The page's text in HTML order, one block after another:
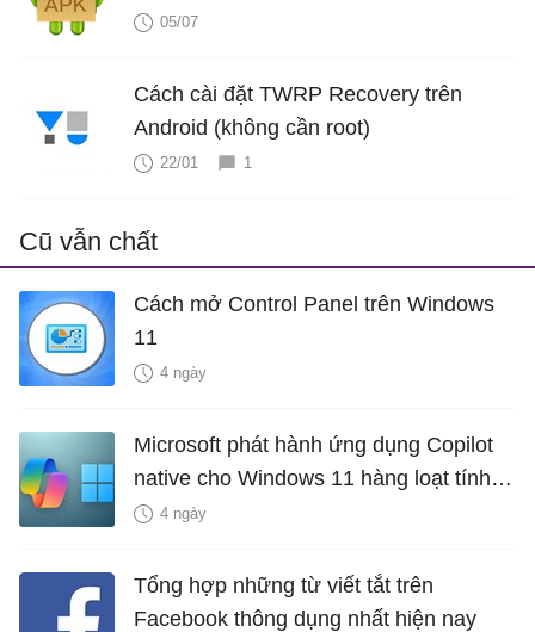
05/07
Cách cài đặt TWRP Recovery trên
Android (không cần root)
22/01 1
Cũ vẫn chất
Cách mở Control Panel trên Windows
11
4 ngày
Microsoft phát hành ứng dụng Copilot
native cho Windows 11 hàng loạt tính
năng mới Hữu Ích
4 ngày
Tổng hợp những từ viết tắt trên
Facebook thông dụng nhất hiện nay